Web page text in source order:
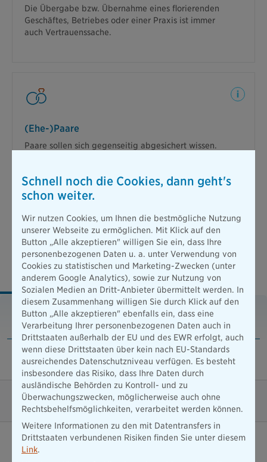
Die Übergabe bzw. Übernahme eines florierenden
Geschäftes, Betriebes oder einer Praxis ist immer
auch Vertrauenssache.
(Ehe-)Paare
Paare sollen sich gegenseitig abgesichert wissen.
IDEAL.
Sie schützt Ihre Lieblingsmenschen finanziell, wenn
Sie es nicht mehr können. Die Absicherung über
Leistungen der IDEAL RisikoLeben mit
konstanter Versicherungssumme
Klassik Exklusiv
Klassik
Vereinbarte Todesfallleistung
Vorläufiger Versicherungsschutz
Vorableistung bei schwerer Erkrankung
Schnell noch die Cookies, dann geht's
schon weiter.
Wir nutzen Cookies, um Ihnen die bestmögliche Nutzung
unserer Webseite zu ermöglichen. Mit Klick auf den
Button „Alle akzeptieren" willigen Sie ein, dass Ihre
personenbezogenen Daten u. a. unter Verwendung von
Cookies zu statistischen und Marketing-Zwecken (unter
anderem Google Analytics), sowie zur Nutzung von
Sozialen Medien an Dritt-Anbieter übermittelt werden. In
diesem Zusammenhang willigen Sie durch Klick auf den
Button „Alle akzeptieren" ebenfalls ein, dass eine
Verarbeitung Ihrer personenbezogenen Daten auch in
Drittstaaten außerhalb der EU und des EWR erfolgt, auch
wenn diese Drittstaaten über kein nach EU-Standards
ausreichendes Datenschutzniveau verfügen. Es besteht
insbesondere das Risiko, dass Ihre Daten durch
ausländische Behörden zu Kontroll- und zu
Überwachungszwecken, möglicherweise auch ohne
Rechtsbehelfsmöglichkeiten, verarbeitet werden können.
Weitere Informationen zu den mit Datentransfers in
Drittstaaten verbundenen Risiken finden Sie unter diesem
Link.